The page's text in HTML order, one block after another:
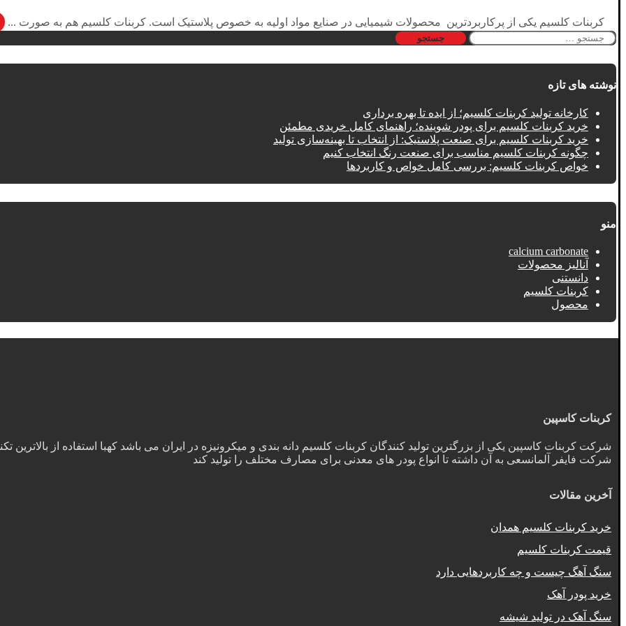
کربنات کلسیم یکی از پرکاربردترین محصولات شیمیایی در صنایع مواد اولیه به خصوص پلاستیک است. کربنات کلسیم هم به صورت ...
جستجو
نوشته های تازه
کارخانه تولید کربنات کلسیم؛ از ایده تا بهره‌ برداری
خرید کربنات کلسیم برای پودر شوینده؛ راهنمای کامل خریدی مطمئن
خرید کربنات کلسیم برای صنعت پلاستیک: از انتخاب تا بهینه‌سازی تولید
چگونه کربنات کلسیم مناسب برای صنعت رنگ انتخاب کنیم
خواص کربنات کلسیم: بررسی کامل خواص و کاربردها
منو
calcium carbonate
آنالیز محصولات
دانستنی
کربنات کلسیم
محصول
کربنات کاسپین
شرکت کربنات کاسپین یکی از بزرگترین تولید کنندگان کربنات کلسیم دانه بندی و میکرونیزه در ایران می باشد کهبا استفاده از بالاترین
شرکت فایفر آلمانسعی به آن داشته تا انواع پودر های معدنی برای مصارف مختلف را تولید کند
آخرین مقالات
خرید کربنات کلسیم همدان
قیمت کربنات کلسیم
سنگ آهگ چیست و چه کاربردهایی دارد
خرید پودر آهک
سنگ آهک در تولید شیشه